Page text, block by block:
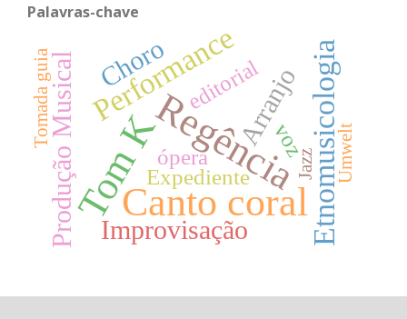
Palavras-chave
Tom KCanto coral
Regência
Performance Etnomusicologia
Improvisação
Choro Arranjo
Produção Musical editorial
Expediente
ópera voz
Jazz Umwelt
Tomada guia